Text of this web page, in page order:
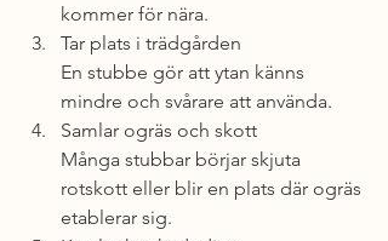
kommer för nära.
Tar plats i trädgården
En stubbe gör att ytan känns
mindre och svårare att använda.
Samlar ogräs och skott
Många stubbar börjar skjuta
rotskott eller blir en plats där ogräs
etablerar sig.